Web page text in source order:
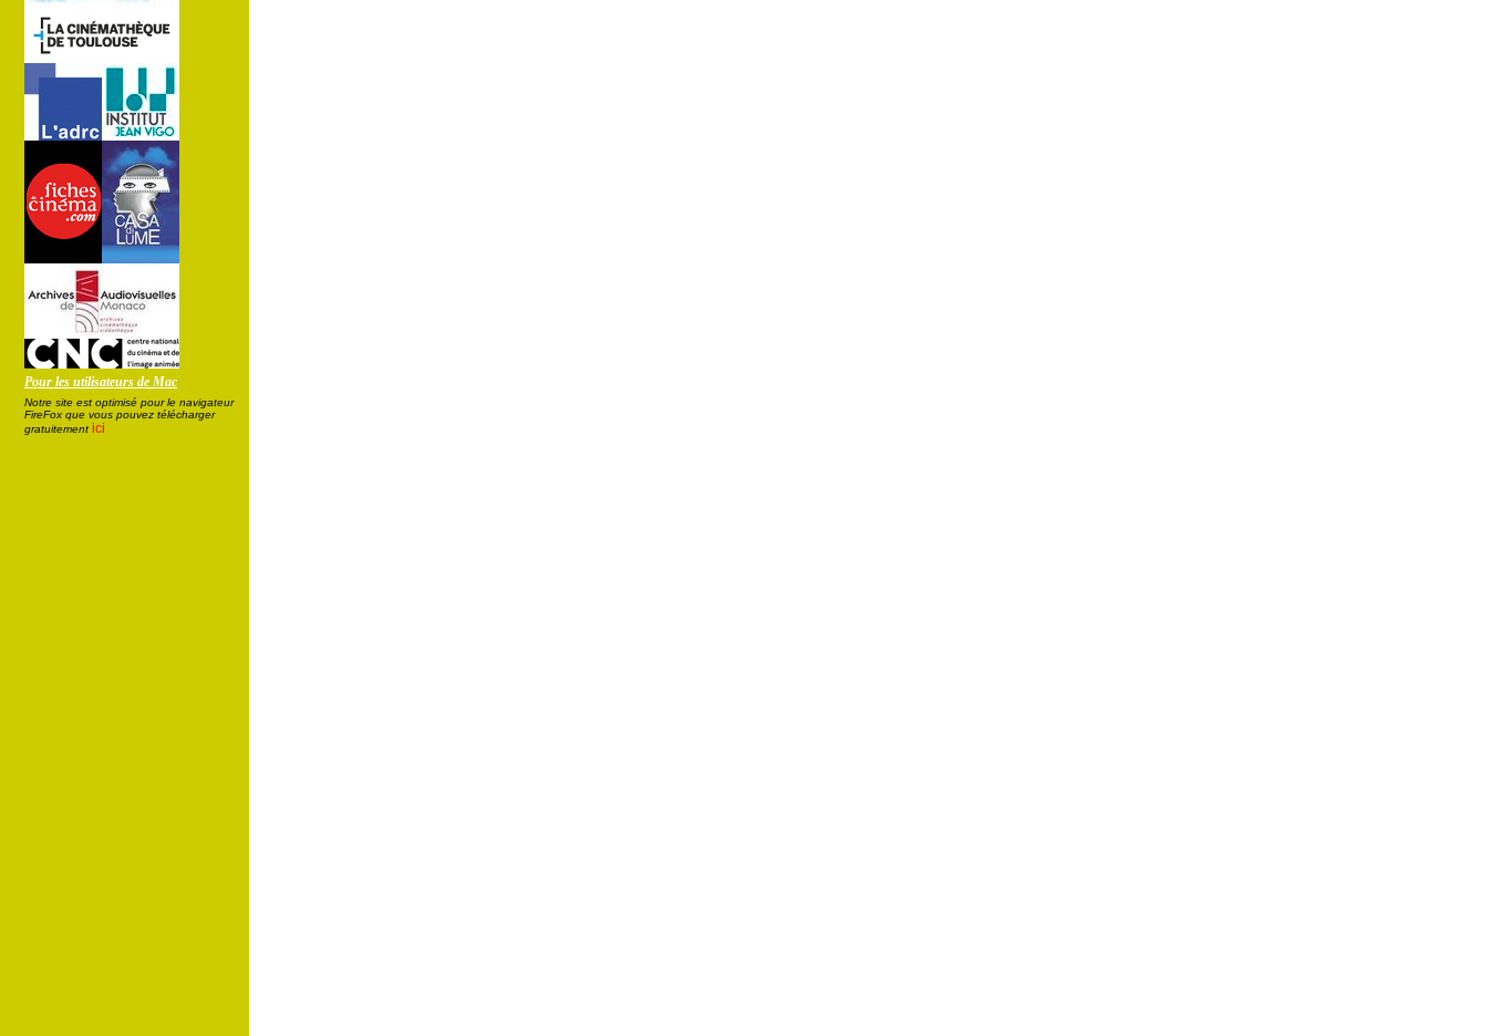
Pour les utilisateurs de Mac
Notre site est optimisé pour le navigateur
FireFox que vous pouvez télécharger
gratuitement ici